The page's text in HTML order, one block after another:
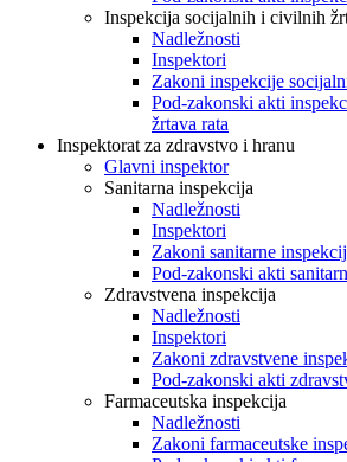
Inspekcija socijalnih i civilnih
Nadležnosti
Inspektori
Zakoni inspekcije
Pod-zakonski akti
žrtava rata
Inspektorat za zdravstvo i hranu
Glavni inspektor
Sanitarna inspekcija
Nadležnosti
Inspektori
Zakoni sanitarne
Pod-zakonski akti
Zdravstvena inspekcija
Nadležnosti
Inspektori
Zakoni zdravstvene
Pod-zakonski akti
Farmaceutska inspekcija
Nadležnosti
Zakoni farmaceutske